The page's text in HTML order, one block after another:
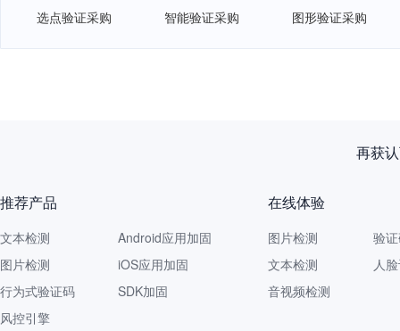
选点验证采购
智能验证采购 图形验证采购
再获
推荐产品
文本检测
图片检测
行为式验证码
风控引擎
Android应用加固
iOS应用加固
SDK加固
在线体验
图片检测
文本检测
音视频检测
验
人